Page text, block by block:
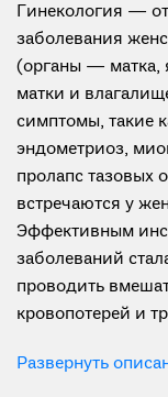
Гинекология —
заболевания
(органы — матка,
матки и
симптомы, такие
эндометриоз,
пролапс тазовых
встречаются у
Эффективным
заболеваний
проводить
кровопотерей и
Развернуть